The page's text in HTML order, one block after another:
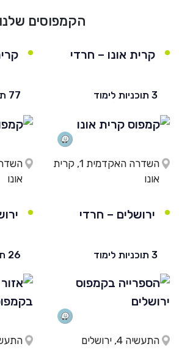
הקמפוסים שלנו
קרית אונו – חרדי
3 תוכניות לימוד
השדרה האקדמית 1, קרית
אונו
77 תוכניות לימוד
אונו
ירושלים – חרדי
3 תוכניות לימוד
התעשיה 4, ירושלים
26 תוכניות לימוד
התעשיה 4,